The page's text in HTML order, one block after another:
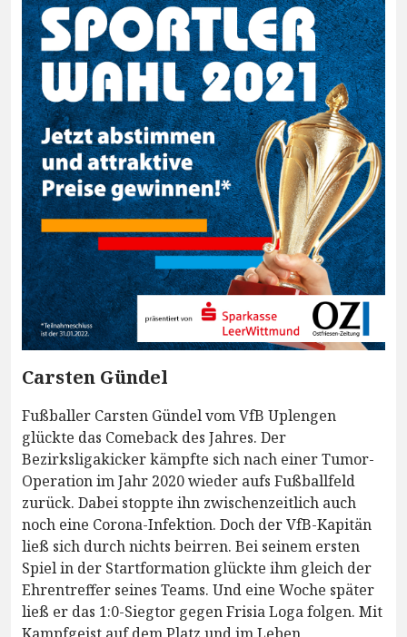
Carsten Gündel
Fußballer Carsten Gündel vom VfB Uplengen
glückte das Comeback des Jahres. Der
Bezirksligakicker kämpfte sich nach einer Tumor-
Operation im Jahr 2020 wieder aufs Fußballfeld
zurück. Dabei stoppte ihn zwischenzeitlich auch
noch eine Corona-Infektion. Doch der VfB-Kapitän
ließ sich durch nichts beirren. Bei seinem ersten
Spiel in der Startformation glückte ihm gleich der
Ehrentreffer seines Teams. Und eine Woche später
ließ er das 1:0-Siegtor gegen Frisia Loga folgen. Mit